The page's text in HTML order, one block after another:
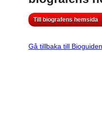
Till biografens hemsida
Gå tillbaka till Bioguiden